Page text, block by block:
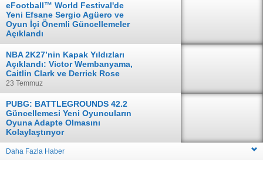
eFootball™ World Festival'de
Yeni Efsane Sergio Agüero ve
Oyun İçi Önemli Güncellemeler
Açıklandı
28 Temmuz
NBA 2K27’nin Kapak Yıldızları
Açıklandı: Victor Wembanyama,
Caitlin Clark ve Derrick Rose
23 Temmuz
PUBG: BATTLEGROUNDS 42.2
Güncellemesi Yeni Oyuncuların
Oyuna Adapte Olmasını
Kolaylaştırıyor
16 Temmuz
Daha Fazla Haber